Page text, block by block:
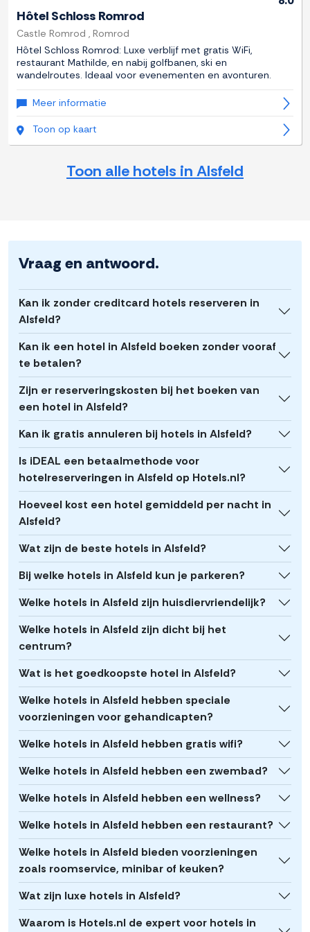
Hôtel Schloss Romrod
Castle Romrod , Romrod
Hôtel Schloss Romrod: Luxe verblijf met gratis WiFi,
restaurant Mathilde, en nabij golfbanen, ski en
wandelroutes. Ideaal voor evenementen en avonturen.
Meer informatie
Toon op kaart
Toon alle hotels in Alsfeld
Vraag en antwoord.
Kan ik zonder creditcard hotels reserveren in
Alsfeld?
Kan ik een hotel in Alsfeld boeken zonder vooraf
te betalen?
Zijn er reserveringskosten bij het boeken van
een hotel in Alsfeld?
Kan ik gratis annuleren bij hotels in Alsfeld?
Is iDEAL een betaalmethode voor
hotelreserveringen in Alsfeld op Hotels.nl?
Hoeveel kost een hotel gemiddeld per nacht in
Alsfeld?
Wat zijn de beste hotels in Alsfeld?
Bij welke hotels in Alsfeld kun je parkeren?
Welke hotels in Alsfeld zijn huisdiervriendelijk?
Welke hotels in Alsfeld zijn dicht bij het
centrum?
Wat is het goedkoopste hotel in Alsfeld?
Welke hotels in Alsfeld hebben speciale
voorzieningen voor gehandicapten?
Welke hotels in Alsfeld hebben gratis wifi?
Welke hotels in Alsfeld hebben een zwembad?
Welke hotels in Alsfeld hebben een wellness?
Welke hotels in Alsfeld hebben een restaurant?
Welke hotels in Alsfeld bieden voorzieningen
zoals roomservice, minibar of keuken?
Wat zijn luxe hotels in Alsfeld?
Waarom is Hotels.nl de expert voor hotels in